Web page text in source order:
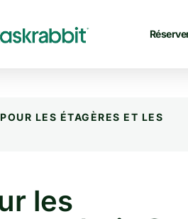
LES ÉTAGÈRES ET LES
les